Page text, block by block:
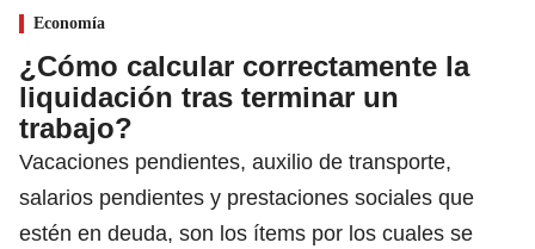
Economía
¿Cómo calcular correctamente la
liquidación tras terminar un
trabajo?
Vacaciones pendientes, auxilio de transporte,
salarios pendientes y prestaciones sociales que
estén en deuda, son los ítems por los cuales se